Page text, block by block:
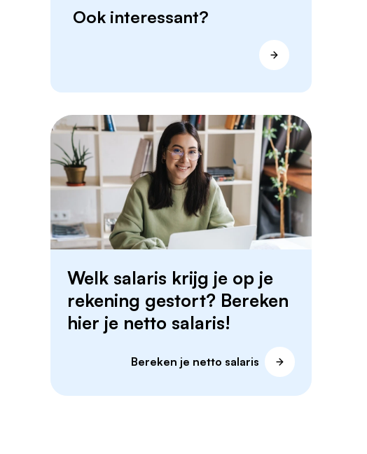
Ook interessant?
Welk salaris krijg je op je
rekening gestort? Bereken
hier je netto salaris!
Bereken je netto salaris